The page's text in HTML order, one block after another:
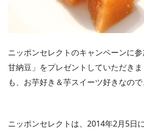
ニッポンセレクトのキャンペーンに
甘納豆」をプレゼントしていただき
も、お芋好き＆芋スイーツ好きなの
ニッポンセレクトは、2014年2月5日